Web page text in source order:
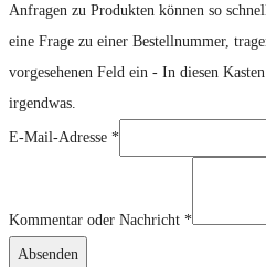
Anfragen zu Produkten können so
eine Frage zu einer Bestellnummer,
vorgesehenen Feld ein - In diesen
irgendwas.
E-Mail-Adresse *
Produktlink
Kommentar oder Nachricht *
Absenden